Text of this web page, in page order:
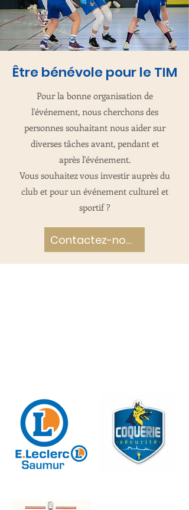
​Être bénévole pour le TIM
Pour la bonne organisation de
l'événement, nous cherchons des
personnes souhaitant nous aider sur
diverses tâches avant, pendant et
après l'événement.
Vous souhaitez vous investir auprès du
club et pour un événement culturel et
sportif ?
Contactez-nous